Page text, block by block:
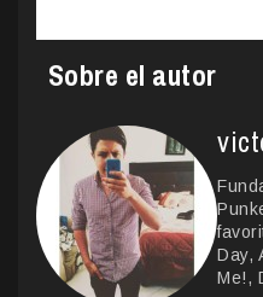
Sobre el autor
Day,
Me!,